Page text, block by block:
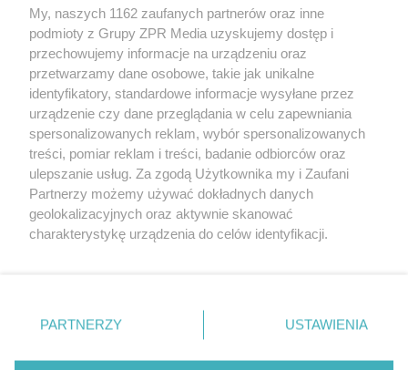
Żaden utwór zamieszczony w serwisie nie może być powielany i
rozpowszechniany lub dalej rozpowszechniany w jakikolwiek sposób (w
tym także elektroniczny lub mechaniczny) na jakimkolwiek polu
eksploatacji w jakiejkolwiek formie, włącznie z umieszczaniem w
Internecie bez pisemnej zgody właściciela praw. Jakiekolwiek użycie lub
wykorzystanie utworów w całości lub w części z naruszeniem prawa,
tzn. bez właściwej zgody, jest zabronione pod groźbą kary i może być
ścigane prawnie.
© 2026 Grupa ZPR Media
My, naszych 1162 zaufanych partnerów oraz inne
podmioty z Grupy ZPR Media uzyskujemy dostęp i
przechowujemy informacje na urządzeniu oraz
przetwarzamy dane osobowe, takie jak unikalne
identyfikatory, standardowe informacje wysyłane przez
urządzenie czy dane przeglądania w celu zapewniania
spersonalizowanych reklam, wybór spersonalizowanych
treści, pomiar reklam i treści, badanie odbiorców oraz
ulepszanie usług. Za zgodą Użytkownika my i Zaufani
Partnerzy możemy używać dokładnych danych
geolokalizacyjnych oraz aktywnie skanować
charakterystykę urządzenia do celów identyfikacji.
zmienić/wycofać klikając przycisk ustawień prywatności
znajdujący się w lewym dolnym rogu strony
rodzaje przetwarzania danych nie wymagają zgody
PARTNERZY USTAWIENIA